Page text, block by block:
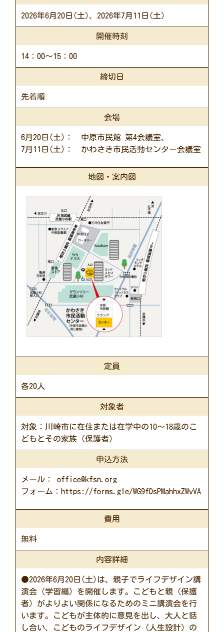
2026年6月20日(土)、2026年7月11日(土)
開催時刻
14：00～15：00
締切日
先着順
会場
6月20日(土)： 中原市民館 第4会議室、
7月11日(土)： かわさき市民活動センター会議室
地図・案内図
定員
各20人
対象者
対象：川崎市に在住または在学中の10～18歳のこ
どもとその家族（保護者）
申込方法
メール： office@kfsn.org
フォーム：https://forms.gle/WG9fDsPMahhxZWvVA
費用
無料
内容詳細
●2026年6月20日(土)は、親子でライフデザイン講
演会（学習編）を開催します。こどもと親（保護
者）がよりよい関係になるためのミニ講演会を行
います。こどもが主体的に意見を出し、大人と話
し合い、こどものライフデザイン（人生設計）の